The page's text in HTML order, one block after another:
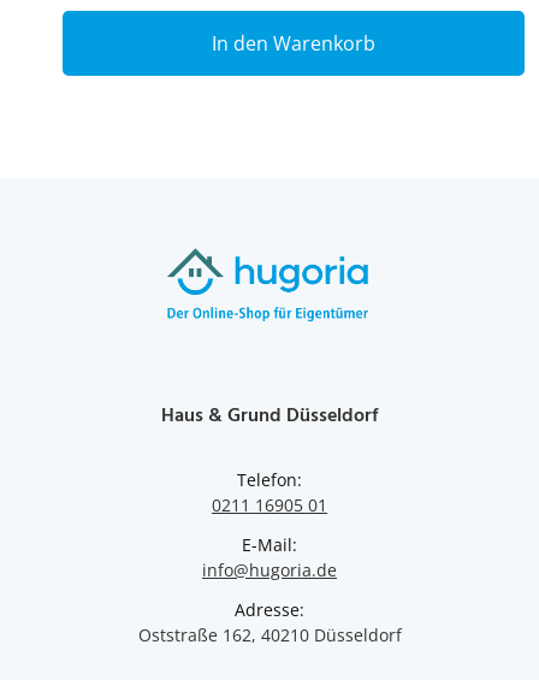
In den Warenkorb
Haus & Grund Düsseldorf
Telefon:
0211 16905 01
E-Mail:
info@hugoria.de
Adresse:
Oststraße 162, 40210 Düsseldorf